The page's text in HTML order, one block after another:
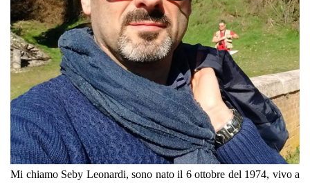
Mi chiamo Seby Leonardi, sono nato il 6 ottobre del 1974, vivo a